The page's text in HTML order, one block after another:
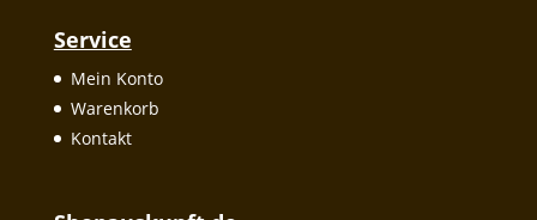
Service
Mein Konto
Warenkorb
Kontakt